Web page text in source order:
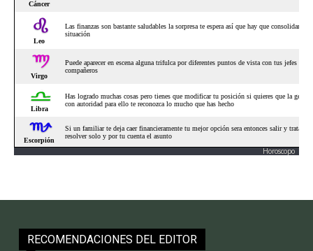
Horoscopo
RECOMENDACIONES DEL EDITOR